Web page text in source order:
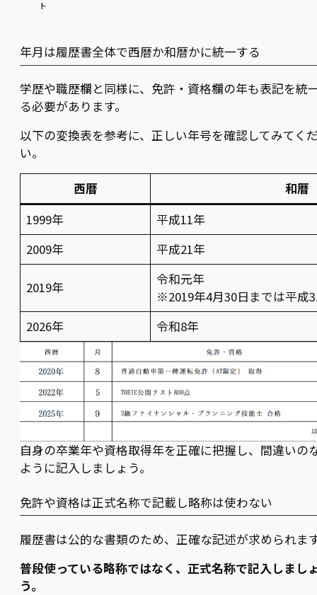
ト
年月は履歴書全体で西暦か和暦かに統一する
学歴や職歴欄と同様に、免許・資格欄の年も表記を統
る必要があります。
以下の変換表を参考に、正しい年号を確認してみてく
い。
西暦
和暦
1999年
平成11年
2009年
平成21年
2019年
令和元年
※2019年4月30日までは平成
2026年
令和8年
自身の卒業年や資格取得年を正確に把握し、間違いの
ように記入しましょう。
免許や資格は正式名称で記載し略称は使わない
履歴書は公的な書類のため、正確な記述が求められま
普段使っている略称ではなく、正式名称で記入しまし
う。